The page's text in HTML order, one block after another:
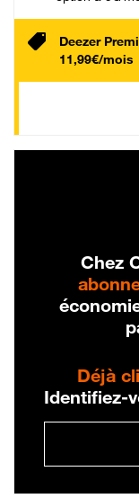
Deezer
11,99€/mois
Chez
Déjà
Identifiez-